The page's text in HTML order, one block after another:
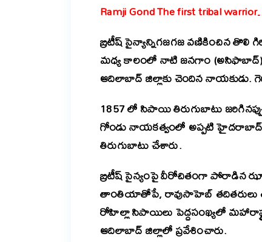
Ramji Gond The first tribal
బ్రిటీష్ సైన్యాన్నిగజగజ వణికించిన తొలి
మధ్య కాలంలో నాటి జనగాం
ఆదిలాబాద్ జిల్లాకు చెందిన నాయకుడు.
1857 లో సిపాయి తిరుగుబాటు
గోండు నాయకత్వంలో అప్పటి హైదరాబాద్
తిరుగుబాటు చేశారు.
బ్రిటీష్ సైన్యంపై వీరోచితంగా పోరాడిన
తాంతియాతోపే, రావుసాహెబ్
రోహిల్లా సిపాయిలు పెద్దసంఖ్యలో
ఆదిలాబాద్ జిల్లాలో ప్రవేశించారు.